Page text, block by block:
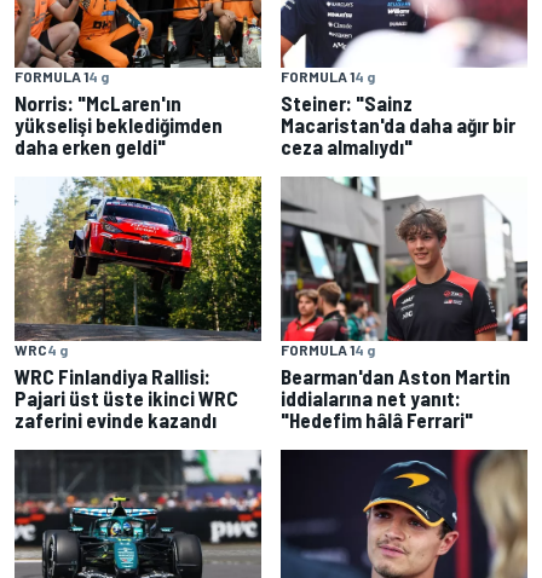
FORMULA 14 g
Norris: "McLaren'ın
yükselişi beklediğimden
daha erken geldi"
FORMULA 14 g
Steiner: "Sainz
Macaristan'da daha ağır bir
ceza almalıydı"
WRC4 g
WRC Finlandiya Rallisi:
Pajari üst üste ikinci WRC
zaferini evinde kazandı
FORMULA 14 g
Bearman'dan Aston Martin
iddialarına net yanıt:
"Hedefim hâlâ Ferrari"